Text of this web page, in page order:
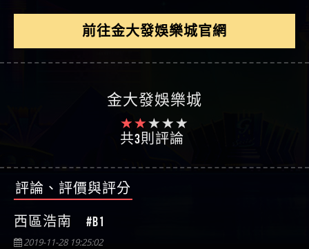
前往金大發娛樂城官網
金大發娛樂城
共3則評論
評論、評價與評分
西區浩南 #B1
2019-11-28 19:25:02